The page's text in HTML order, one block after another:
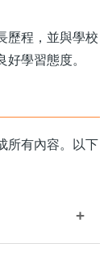
歷程，並與學校
學習態度。
所有內容。以下